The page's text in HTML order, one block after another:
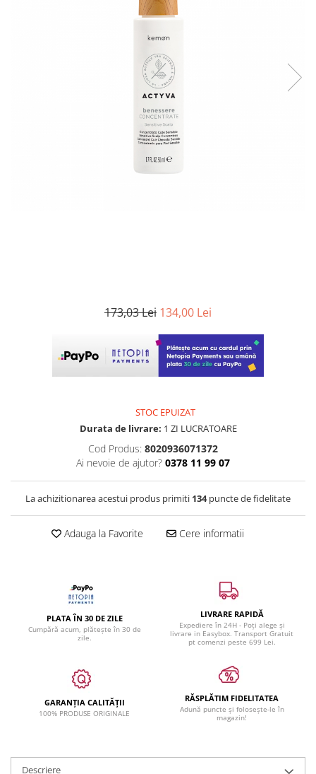
173,03 Lei 134,00 Lei
STOC EPUIZAT
Durata de livrare: 1 ZI LUCRATOARE
Cod Produs: 8020936071372
Ai nevoie de ajutor? 0378 11 99 07
La achizitionarea acestui produs primiti 134puncte de fidelitate
Adauga la Favorite Cere informatii
PLATA ÎN 30 DE ZILE
Cumpără acum, plătește în 30 de
zile.
LIVRARE RAPIDĂ
Expediere în 24H - Poți alege și
livrare in Easybox. Transport Gratuit
pt comenzi peste 699 Lei.
GARANȚIA CALITĂȚII
100% PRODUSE ORIGINALE
RĂSPLĂTIM FIDELITATEA
Adună puncte și folosește-le în
magazin!
Descriere